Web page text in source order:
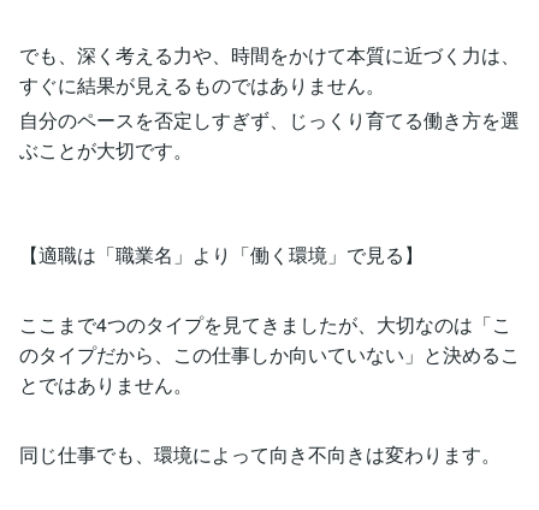
でも、深く考える力や、時間をかけて本質に近づく力は、
すぐに結果が見えるものではありません。
自分のペースを否定しすぎず、じっくり育てる働き方を選
ぶことが大切です。
【適職は「職業名」より「働く環境」で見る】
ここまで4つのタイプを見てきましたが、大切なのは「こ
のタイプだから、この仕事しか向いていない」と決めるこ
とではありません。
同じ仕事でも、環境によって向き不向きは変わります。